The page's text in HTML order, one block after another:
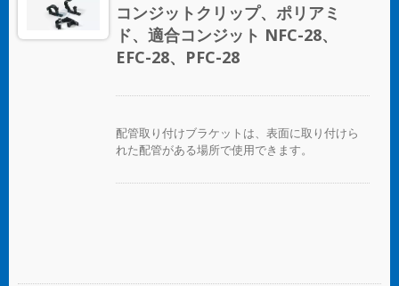
コンジットクリップ、ポリアミ
ド、適合コンジット NFC-28、
EFC-28、PFC-28
配管取り付けブラケットは、表面に取り付けら
れた配管がある場所で使用できます。